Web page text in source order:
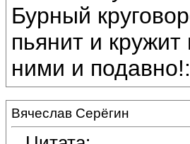
Бурный
пьянит и кружит
ними и
Вячеслав Серёгин